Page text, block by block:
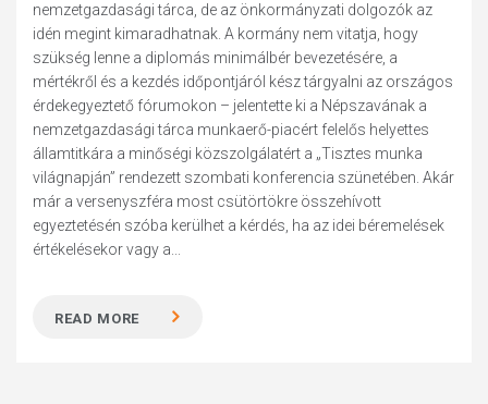
nemzetgazdasági tárca, de az önkormányzati dolgozók az
idén megint kimaradhatnak. A kormány nem vitatja, hogy
szükség lenne a diplomás minimálbér bevezetésére, a
mértékről és a kezdés időpontjáról kész tárgyalni az országos
érdekegyeztető fórumokon – jelentette ki a Népszavának a
nemzetgazdasági tárca munkaerő-piacért felelős helyettes
államtitkára a minőségi közszolgálatért a „Tisztes munka
világnapján” rendezett szombati konferencia szünetében. Akár
már a versenyszféra most csütörtökre összehívott
egyeztetésén szóba kerülhet a kérdés, ha az idei béremelések
értékelésekor vagy a...
READ MORE